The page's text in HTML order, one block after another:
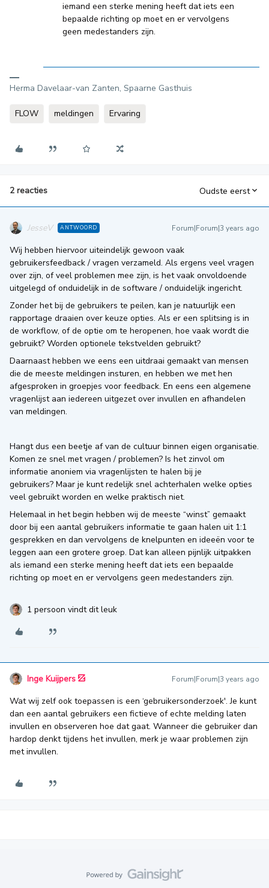
iemand een sterke mening heeft dat iets een
bepaalde richting op moet en er vervolgens
geen medestanders zijn.
Herma Davelaar-van Zanten, Spaarne Gasthuis
FLOW meldingen Ervaring
2 reacties Oudste eerst
JesseV ANTWOORD Forum|Forum|3 years ago
Wij hebben hiervoor uiteindelijk gewoon vaak
gebruikersfeedback / vragen verzameld. Als ergens veel vragen
over zijn, of veel problemen mee zijn, is het vaak onvoldoende
uitgelegd of onduidelijk in de software / onduidelijk ingericht.
Zonder het bij de gebruikers te peilen, kan je natuurlijk een
rapportage draaien over keuze opties. Als er een splitsing is in
de workflow, of de optie om te heropenen, hoe vaak wordt die
gebruikt? Worden optionele tekstvelden gebruikt?
Daarnaast hebben we eens een uitdraai gemaakt van mensen
die de meeste meldingen insturen, en hebben we met hen
afgesproken in groepjes voor feedback. En eens een algemene
vragenlijst aan iedereen uitgezet over invullen en afhandelen
van meldingen.
Hangt dus een beetje af van de cultuur binnen eigen organisatie.
Komen ze snel met vragen / problemen? Is het zinvol om
informatie anoniem via vragenlijsten te halen bij je
gebruikers? Maar je kunt redelijk snel achterhalen welke opties
veel gebruikt worden en welke praktisch niet.
Helemaal in het begin hebben wij de meeste “winst” gemaakt
door bij een aantal gebruikers informatie te gaan halen uit 1:1
gesprekken en dan vervolgens de knelpunten en ideeën voor te
leggen aan een grotere groep. Dat kan alleen pijnlijk uitpakken
als iemand een sterke mening heeft dat iets een bepaalde
richting op moet en er vervolgens geen medestanders zijn.
1 persoon vindt dit leuk
Inge Kuijpers Forum|Forum|3 years ago
Wat wij zelf ook toepassen is een ‘gebruikersonderzoek'. Je kunt
dan een aantal gebruikers een fictieve of echte melding laten
invullen en observeren hoe dat gaat. Wanneer die gebruiker dan
hardop denkt tijdens het invullen, merk je waar problemen zijn
met invullen.